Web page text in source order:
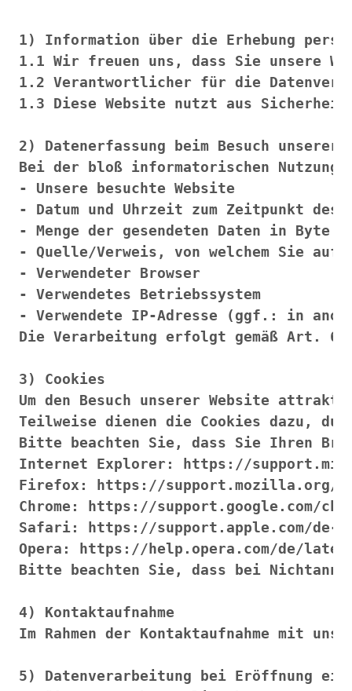
Clear Stamps
Stempelkissen
Kartendeko Embellishments
Präge-, Universal- Maskierschablonen
Papiere
Bänder & Garn
Siegelwachs /Papierschöpfen
Farben
Zubehör
Frühling/Ostern
Maritim/Sommer
Herbst
Weihnachten